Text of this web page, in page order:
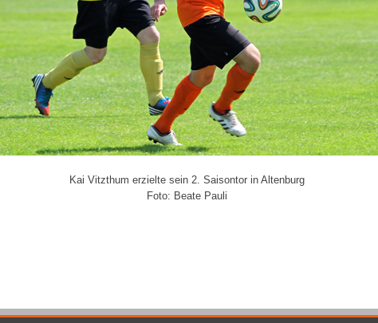
Kai Vitzthum erzielte sein 2. Saisontor in Altenburg
Foto: Beate Pauli